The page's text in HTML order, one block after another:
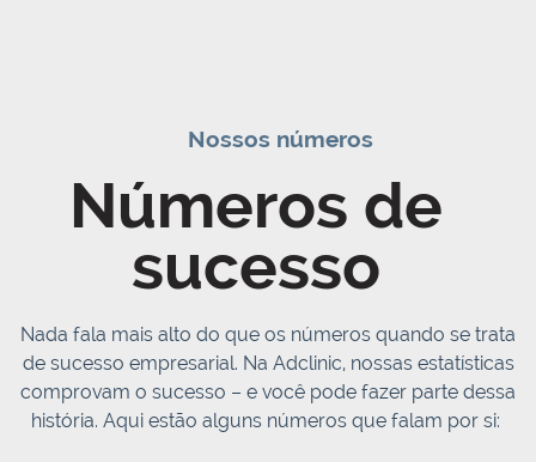
Nossos números
Números de
sucesso
Nada fala mais alto do que os números quando se trata
de sucesso empresarial. Na Adclinic, nossas estatísticas
comprovam o sucesso – e você pode fazer parte dessa
história. Aqui estão alguns números que falam por si: